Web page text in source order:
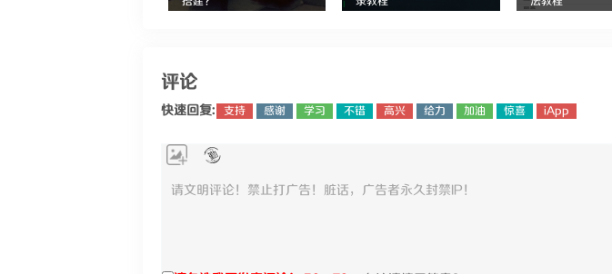
评论
快速回复: 支持 感谢 学习 不错 高兴 给力 加油 惊喜 iApp